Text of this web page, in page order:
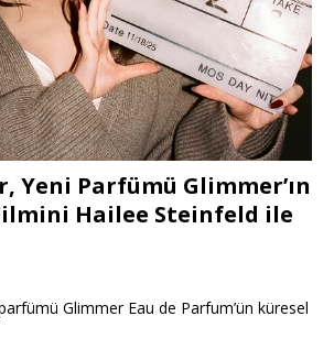
Yeni Parfümü Glimmer’ın
Hailee Steinfeld ile
Glimmer Eau de Parfum’ün küresel